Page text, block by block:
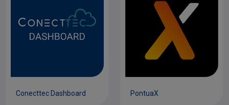
Conecttec Dashboard PontuaX